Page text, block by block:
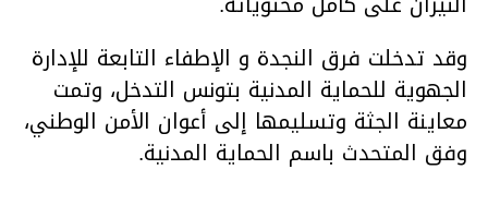
وقد تدخلت فرق النجدة و الإطفاء التابعة للإدارة
الجهوية للحماية المدنية بتونس التدخل، وتمت
معاينة الجثة وتسليمها إلى أعوان الأمن الوطني،
وفق المتحدث باسم الحماية المدنية.